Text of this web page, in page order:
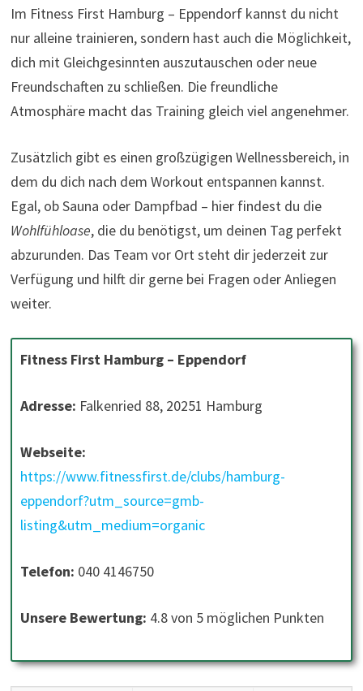
Im Fitness First Hamburg – Eppendorf kannst du nicht
nur alleine trainieren, sondern hast auch die Möglichkeit,
dich mit Gleichgesinnten auszutauschen oder neue
Freundschaften zu schließen. Die freundliche
Atmosphäre macht das Training gleich viel angenehmer.
Zusätzlich gibt es einen großzügigen Wellnessbereich, in
dem du dich nach dem Workout entspannen kannst.
Egal, ob Sauna oder Dampfbad – hier findest du die
Wohlfühloase, die du benötigst, um deinen Tag perfekt
abzurunden. Das Team vor Ort steht dir jederzeit zur
Verfügung und hilft dir gerne bei Fragen oder Anliegen
weiter.
Fitness First Hamburg – Eppendorf
Adresse: Falkenried 88, 20251 Hamburg
Webseite:
https://www.fitnessfirst.de/clubs/hamburg-
eppendorf?utm_source=gmb-
listing&utm_medium=organic
Telefon: 040 4146750
Unsere Bewertung: 4.8 von 5 möglichen Punkten